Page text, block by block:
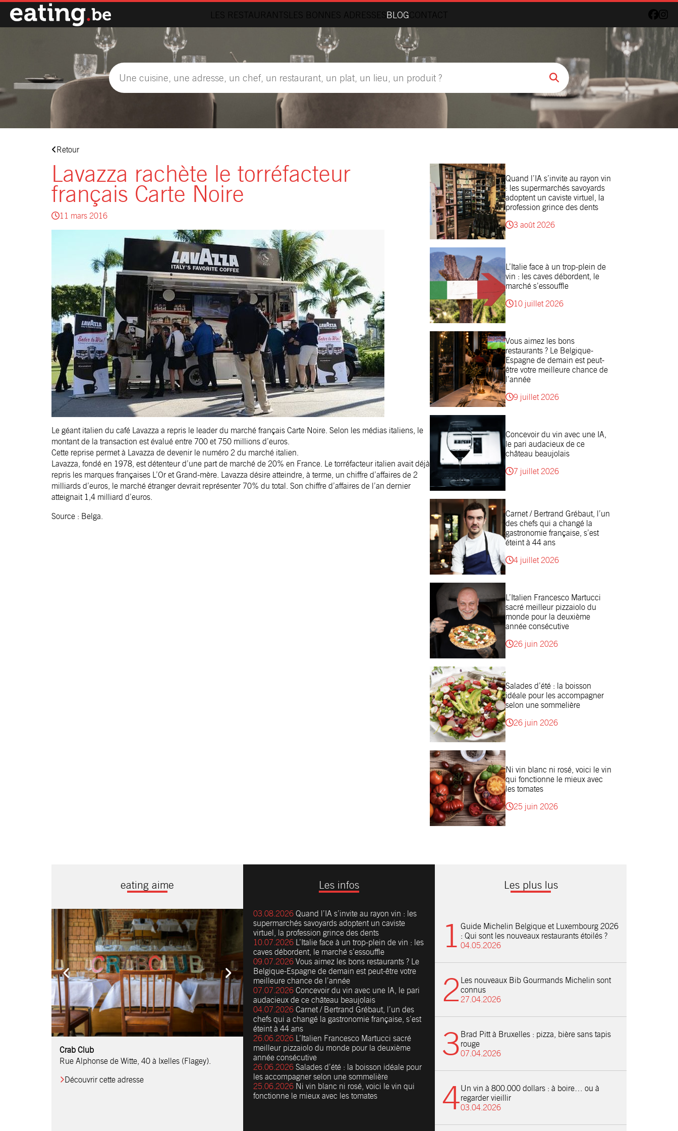
LES RESTAURANTSLES BONNES ADRESSESBLOGCONTACT
Retour
Lavazza rachète le torréfacteur
français Carte Noire
11 mars 2016
Le géant italien du café Lavazza a repris le leader du marché français Carte Noire. Selon les médias italiens, le
montant de la transaction est évalué entre 700 et 750 millions d’euros.
Cette reprise permet à Lavazza de devenir le numéro 2 du marché italien.
Lavazza, fondé en 1978, est détenteur d’une part de marché de 20% en France. Le torréfacteur italien avait déjà
repris les marques françaises L’Or et Grand-mère. Lavazza désire atteindre, à terme, un chiffre d’affaires de 2
milliards d’euros, le marché étranger devrait représenter 70% du total. Son chiffre d’affaires de l’an dernier
atteignait 1,4 milliard d’euros.
Source : Belga.
Quand l’IA s’invite au rayon vin
: les supermarchés savoyards
adoptent un caviste virtuel, la
profession grince des dents
3 août 2026
L’Italie face à un trop-plein de
vin : les caves débordent, le
marché s’essouffle
10 juillet 2026
Vous aimez les bons
restaurants ? Le Belgique-
Espagne de demain est peut-
être votre meilleure chance de
l’année
9 juillet 2026
Concevoir du vin avec une IA,
le pari audacieux de ce
château beaujolais
7 juillet 2026
Carnet / Bertrand Grébaut, l’un
des chefs qui a changé la
gastronomie française, s’est
éteint à 44 ans
4 juillet 2026
L’Italien Francesco Martucci
sacré meilleur pizzaiolo du
monde pour la deuxième
année consécutive
26 juin 2026
Salades d’été : la boisson
idéale pour les accompagner
selon une sommelière
26 juin 2026
Ni vin blanc ni rosé, voici le vin
qui fonctionne le mieux avec
les tomates
25 juin 2026
eating aime
Comptoir Chouchou
Crab Club
Rue Alphonse de Witte, 40 à Ixelles (Flagey).
Découvrir cette adresse
OM Restaurant
Table & Comptoir
Le Relais d’Orti
Studio 97
Löctave Restaurant
F-eat Restaurant
L’Art des Mets
Restaurant Harmonie
La Table de Jean
Les infos
03.08.2026 Quand l’IA s’invite au rayon vin : les
supermarchés savoyards adoptent un caviste
virtuel, la profession grince des dents
10.07.2026 L’Italie face à un trop-plein de vin : les
caves débordent, le marché s’essouffle
09.07.2026 Vous aimez les bons restaurants ? Le
Belgique-Espagne de demain est peut-être votre
meilleure chance de l’année
07.07.2026 Concevoir du vin avec une IA, le pari
audacieux de ce château beaujolais
04.07.2026 Carnet / Bertrand Grébaut, l’un des
chefs qui a changé la gastronomie française, s’est
éteint à 44 ans
26.06.2026 L’Italien Francesco Martucci sacré
meilleur pizzaiolo du monde pour la deuxième
année consécutive
26.06.2026 Salades d’été : la boisson idéale pour
les accompagner selon une sommelière
25.06.2026 Ni vin blanc ni rosé, voici le vin qui
fonctionne le mieux avec les tomates
Les plus lus
Guide Michelin Belgique et Luxembourg 2026
: Qui sont les nouveaux restaurants étoilés ?
04.05.2026
Les nouveaux Bib Gourmands Michelin sont
connus
27.04.2026
Brad Pitt à Bruxelles : pizza, bière sans tapis
rouge
07.04.2026
Un vin à 800.000 dollars : à boire… ou à
regarder vieillir
03.04.2026